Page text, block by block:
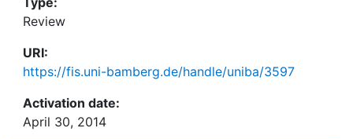
Review
URI:
https://fis.uni-bamberg.de/handle/uniba/3597
Activation date:
April 30, 2014